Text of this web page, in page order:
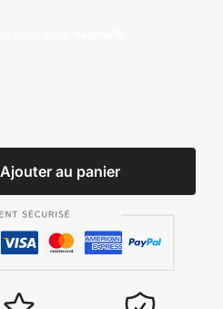
Ajouter au panier